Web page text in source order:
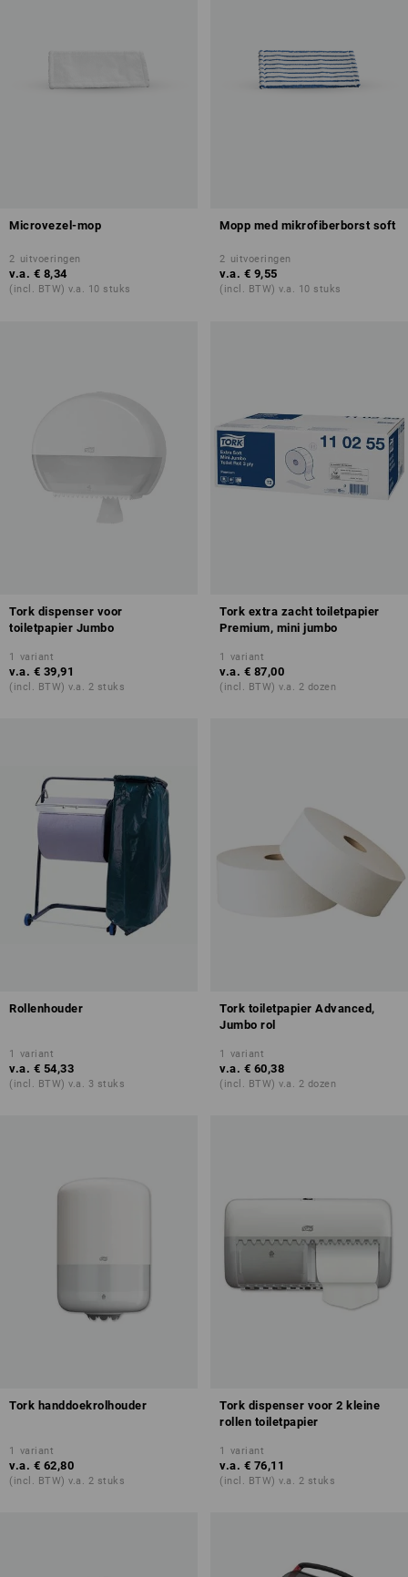
Microvezel-mop
2 uitvoeringen
v.a. € 8,34
(incl. BTW) v.a. 10 stuks
Mopp med mikrofiberborst soft
2 uitvoeringen
v.a. € 9,55
(incl. BTW) v.a. 10 stuks
Tork dispenser voor
toiletpapier Jumbo
1 variant
v.a. € 39,91
(incl. BTW) v.a. 2 stuks
Tork extra zacht toiletpapier
Premium, mini jumbo
1 variant
v.a. € 87,00
(incl. BTW) v.a. 2 dozen
Rollenhouder
1 variant
v.a. € 54,33
(incl. BTW) v.a. 3 stuks
Tork toiletpapier Advanced,
Jumbo rol
1 variant
v.a. € 60,38
(incl. BTW) v.a. 2 dozen
Tork handdoekrolhouder
1 variant
v.a. € 62,80
(incl. BTW) v.a. 2 stuks
Tork dispenser voor 2 kleine
rollen toiletpapier
1 variant
v.a. € 76,11
(incl. BTW) v.a. 2 stuks